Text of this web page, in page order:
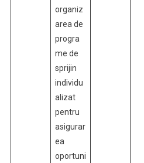
organiz
area de
progra
me de
sprijin
individu
alizat
pentru
asigurar
ea
oportuni